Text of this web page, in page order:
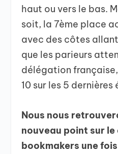
haut ou vers le bas.
soit, la 7ème place
avec des côtes
que les parieurs
délégation
10 sur les 5 dernières
Nous nous
nouveau point sur
bookmakers une